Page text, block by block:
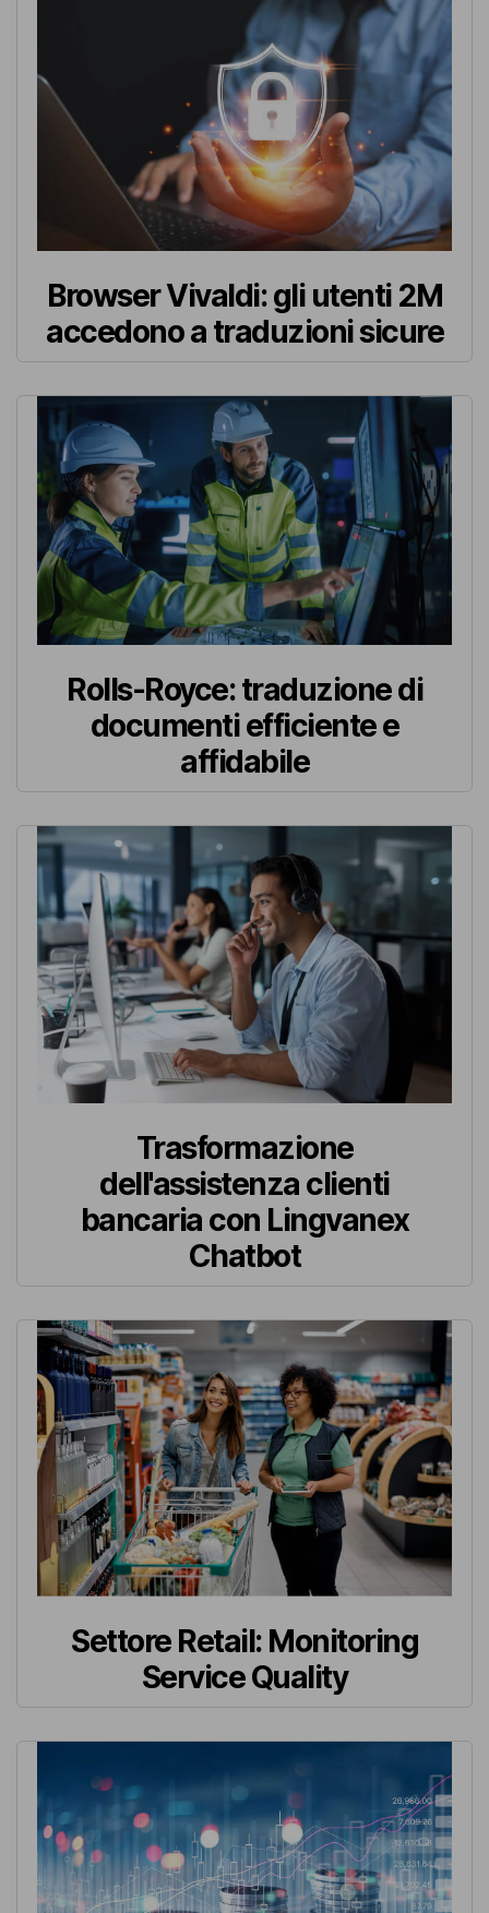
Browser Vivaldi: gli utenti 2M
accedono a traduzioni sicure
Rolls-Royce: traduzione di
documenti efficiente e
affidabile
Trasformazione
dell'assistenza clienti
bancaria con Lingvanex
Chatbot
Settore Retail: Monitoring
Service Quality